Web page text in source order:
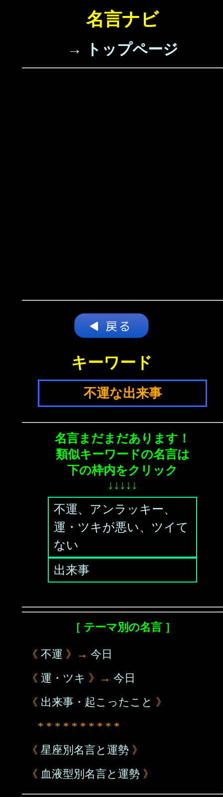
名言ナビ
→ トップページ
キーワード
不運な出来事
名言まだまだあります！
類似キーワードの名言は
下の枠内をクリック
↓↓↓↓↓
不運、アンラッキー、
運・ツキが悪い、ツイて
ない
出来事
［ テーマ別の名言 ］
《 不運 》→ 今日
《 運・ツキ 》→ 今日
《 出来事・起こったこと 》
* * * * * * * * * *
《 星座別名言と運勢 》
《 血液型別名言と運勢 》